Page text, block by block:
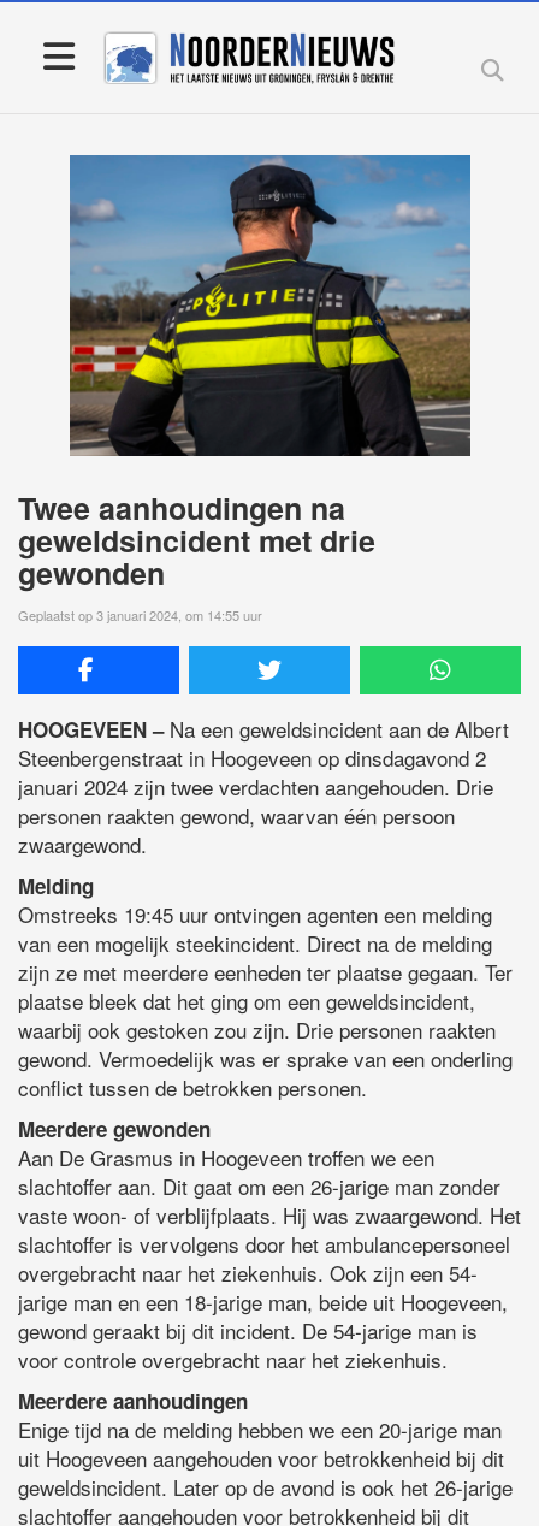
Twee aanhoudingen na
geweldsincident met drie
gewonden
Geplaatst op 3 januari 2024, om 14:55 uur
HOOGEVEEN –Na een geweldsincident aan de Albert
Steenbergenstraat in Hoogeveen op dinsdagavond 2
januari 2024 zijn twee verdachten aangehouden. Drie
personen raakten gewond, waarvan één persoon
zwaargewond.
Melding
Omstreeks 19:45 uur ontvingen agenten een melding
van een mogelijk steekincident. Direct na de melding
zijn ze met meerdere eenheden ter plaatse gegaan. Ter
plaatse bleek dat het ging om een geweldsincident,
waarbij ook gestoken zou zijn. Drie personen raakten
gewond. Vermoedelijk was er sprake van een onderling
conflict tussen de betrokken personen.
Meerdere gewonden
Aan De Grasmus in Hoogeveen troffen we een
slachtoffer aan. Dit gaat om een 26-jarige man zonder
vaste woon- of verblijfplaats. Hij was zwaargewond. Het
slachtoffer is vervolgens door het ambulancepersoneel
overgebracht naar het ziekenhuis. Ook zijn een 54-
jarige man en een 18-jarige man, beide uit Hoogeveen,
gewond geraakt bij dit incident. De 54-jarige man is
voor controle overgebracht naar het ziekenhuis.
Meerdere aanhoudingen
Enige tijd na de melding hebben we een 20-jarige man
uit Hoogeveen aangehouden voor betrokkenheid bij dit
geweldsincident. Later op de avond is ook het 26-jarige
slachtoffer aangehouden voor betrokkenheid bij dit